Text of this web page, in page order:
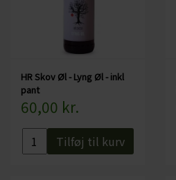
HR Skov Øl - Lyng Øl - inkl
pant
60,00 kr.
Tilføj til kurv